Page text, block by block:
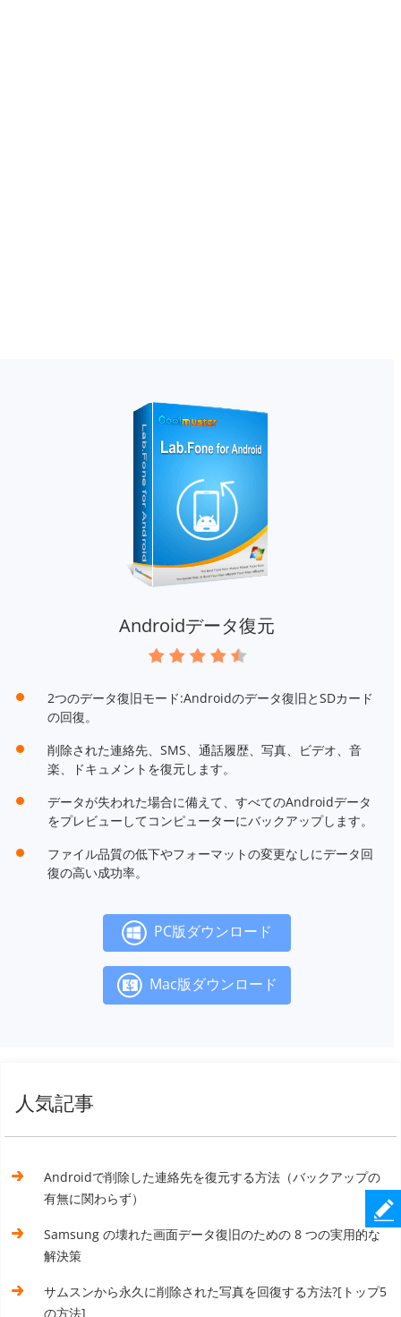
Androidデータ復元
2つのデータ復旧モード:Androidのデータ復旧とSDカード
の回復。
削除された連絡先、SMS、通話履歴、写真、ビデオ、音
楽、ドキュメントを復元します。
データが失われた場合に備えて、すべてのAndroidデータ
をプレビューしてコンピューターにバックアップします。
ファイル品質の低下やフォーマットの変更なしにデータ回
復の高い成功率。
PC版ダウンロード
Mac版ダウンロード
人気記事
Androidで削除した連絡先を復元する方法（バックアップの
有無に関わらず）
Samsung の壊れた画面データ復旧のための 8 つの実用的な
解決策
サムスンから永久に削除された写真を回復する方法?[トップ5
の方法]